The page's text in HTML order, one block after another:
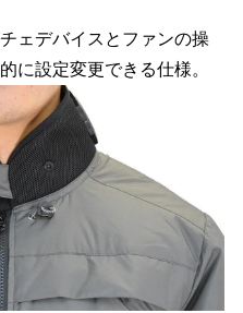
ェデバイスとファンの操
に設定変更できる仕様。